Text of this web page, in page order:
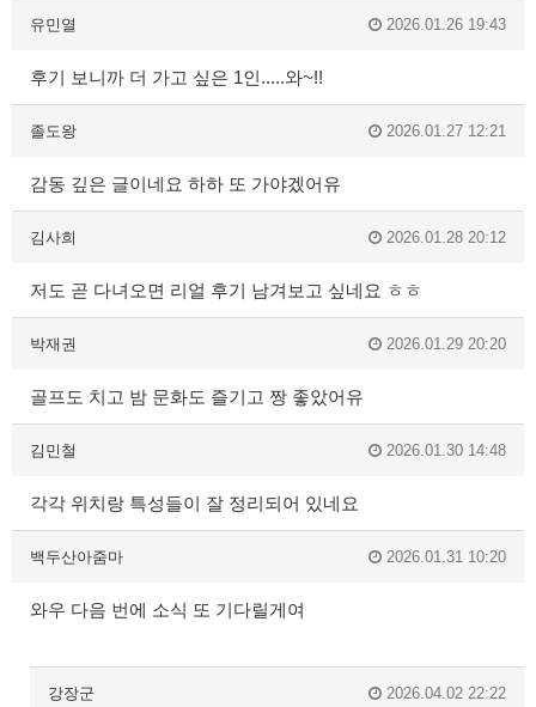
유민열 2026.01.26 19:43
후기 보니까 더 가고 싶은 1인.....와~!!
졸도왕 2026.01.27 12:21
감동 깊은 글이네요 하하 또 가야겠어유
김사희 2026.01.28 20:12
저도 곧 다녀오면 리얼 후기 남겨보고 싶네요 ㅎㅎ
박재권 2026.01.29 20:20
골프도 치고 밤 문화도 즐기고 짱 좋았어유
김민철 2026.01.30 14:48
각각 위치랑 특성들이 잘 정리되어 있네요
백두산아줌마 2026.01.31 10:20
와우 다음 번에 소식 또 기다릴게여
강장군 2026.04.02 22:22